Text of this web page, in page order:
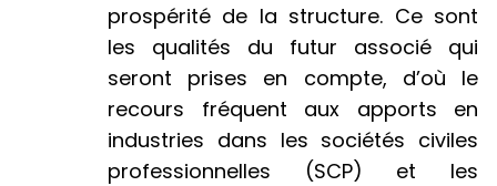
prospérité de la structure. Ce sont
les qualités du futur associé qui
seront prises en compte, d’où le
recours fréquent aux apports en
industries dans les sociétés civiles
professionnelles (SCP) et les